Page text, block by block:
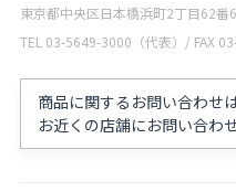
東京都中央区日本橋浜町2丁目62番
TEL 03-5649-3000（代表）/ FAX
商品に関するお問い合わせは
お近くの店舗にお問い合わ